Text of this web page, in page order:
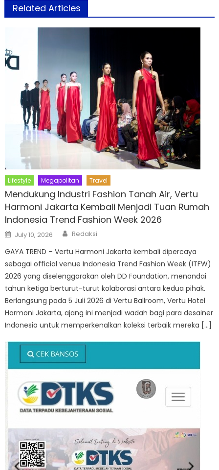
Related Articles
Lifestyle Megapolitan Travel
Mendukung Industri Fashion Tanah Air, Vertu
Harmoni Jakarta Kembali Menjadi Tuan Rumah
Indonesia Trend Fashion Week 2026
Posted
on
July 10, 2026 Author
Redaksi
GAYA TREND – Vertu Harmoni Jakarta kembali dipercaya
sebagai official venue Indonesia Trend Fashion Week (ITFW)
2026 yang diselenggarakan oleh DD Foundation, menandai
tahun ketiga berturut-turut kolaborasi antara kedua pihak.
Berlangsung pada 5 Juli 2026 di Vertu Ballroom, Vertu Hotel
Harmoni Jakarta, ajang ini menjadi wadah bagi para desainer
Indonesia untuk memperkenalkan koleksi terbaik mereka […]